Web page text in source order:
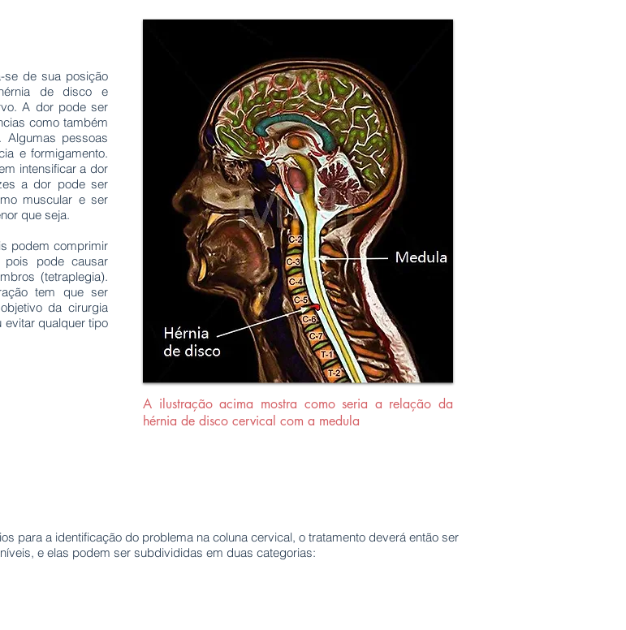
se de sua posição
de disco e
A dor pode ser
como também
pessoas
e formigamento.
intensificar a dor
a dor pode ser
muscular e ser
que seja.
podem comprimir
pode causar
(tetraplegia).
tem que ser
da cirurgia
evitar qualquer tipo
A ilustração acima mostra como seria a relação da
hérnia de disco cervical com a medula
para a identificação do problema na coluna cervical, o tratamento deverá então ser
e elas podem ser subdivididas em duas categorias: